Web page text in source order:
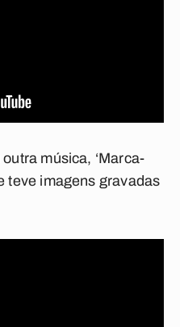
música, ‘Marca-
teve imagens gravadas